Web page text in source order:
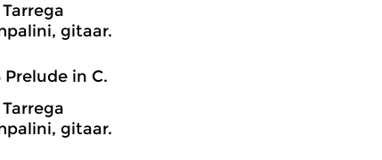
gitaar.
Prelude in C.
gitaar.